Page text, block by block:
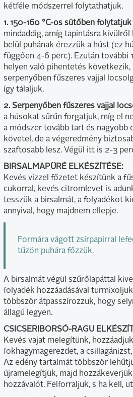
kétféle módszerrel folytathatjuk.
1. 150-160 °C-os sütőben
mindaddig, amíg tapintásra kívülről
belül puhának érezzük a húst (ez
függően 4-6 perc). Ezután további
helyen való pihentetés következik,
serpenyőben fűszeres vajjal
így tálaljuk.
2. Serpenyőben fűszeres vajjal
a húsokat sűrűn forgatjuk, míg el
a módszer tovább tart és nagyobb
követel, de a végeredmény
szaftosabb lesz. Végül itt is 2-3
BIRSALMAPÜRÉ ELKÉSZÍTÉSE:
Kevés vízzel főzetet készítünk a
cukorral, kevés citromlevet is
tesszük a birsalmát, a folyadékot
annyival, hogy majdnem ellepje.
Formára vágott zsírpapírral
tűzön puhára főzzük.
A birsalmát végül szűrőlapáttal
folyadék hozzáadásával
többször átpasszírozzuk, hogy
állagú legyen.
CSICSERIBORSÓ-RAGU
Kevés vajat melegítünk,
fokhagymagerezdet, a
Az edény tartalmát többször
újramelegítjük, majd
hozzávalót. Felforraljuk, s ha kell,